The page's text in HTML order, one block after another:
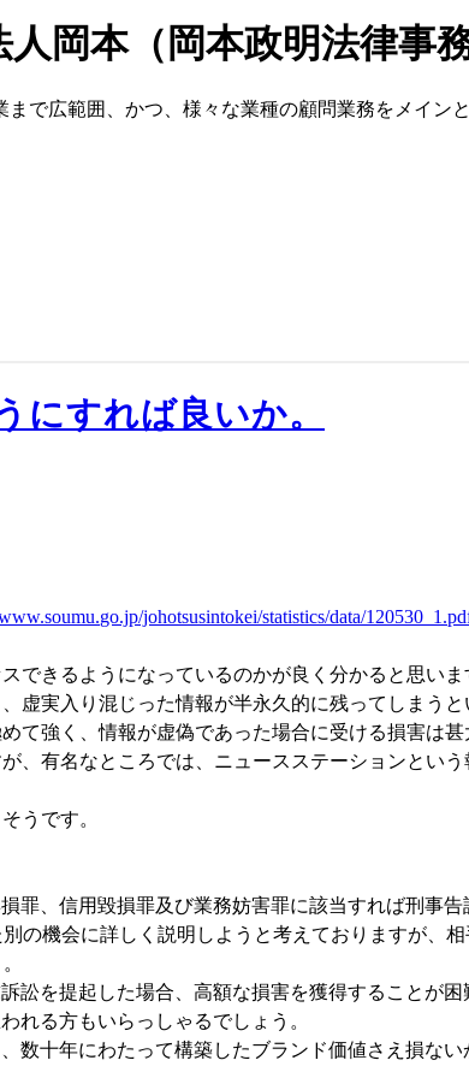
岡本（岡本政明法律事務
で広範囲、かつ、様々な業種の顧問業務をメイン
にすれば良いか。
johotsusintokei/statistics/data/
できるようになっているのかが良く分かると思いま
虚実入り混じった情報が半永久的に残ってしまうと
て強く、情報が虚偽であった場合に受ける損害は甚
、有名なところでは、ニュースステーションとい
うです。
罪、信用毀損罪及び業務妨害罪に該当すれば刑事
の機会に詳しく説明しようと考えておりますが、
提起した場合、高額な損害を獲得することが困
れる方もいらっしゃるでしょう。
年にわたって構築したブランド価値さえ損ない